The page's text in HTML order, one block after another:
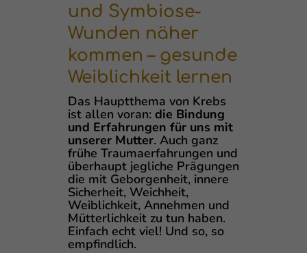
und Symbiose-
Wunden näher
kommen – gesunde
Weiblichkeit lernen
Das Hauptthema von Krebs
ist allen voran: die Bindung
und Erfahrungen für uns mit
unserer Mutter. Auch ganz
frühe Traumaerfahrungen und
überhaupt jegliche Prägungen
die mit Geborgenheit, innere
Sicherheit, Weichheit,
Weiblichkeit, Annehmen und
Mütterlichkeit zu tun haben.
Einfach echt viel! Und so, so
empfindlich.